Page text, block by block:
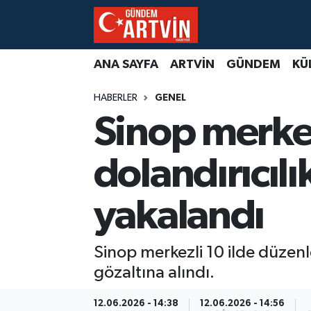
ANA SAYFA ARTVİN GÜNDEM
HABERLER GENEL
Sinop
yakalandı
Sinop merkezli 10 ilde
gözaltına alındı.
12.06.2026 - 14:38 12.06.2026 - 14:56